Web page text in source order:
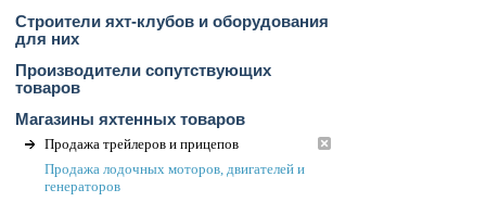
Строители яхт-клубов и оборудования
для них
Производители сопутствующих
товаров
Магазины яхтенных товаров
Продажа трейлеров и прицепов
Продажа лодочных моторов, двигателей и
генераторов